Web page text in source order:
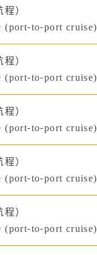
）
(port-to-port cruise)
）
(port-to-port cruise)
）
(port-to-port cruise)
）
(port-to-port cruise)
）
(port-to-port cruise)